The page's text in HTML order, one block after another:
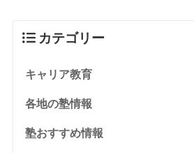
カテゴリー
キャリア教育
各地の塾情報
塾おすすめ情報